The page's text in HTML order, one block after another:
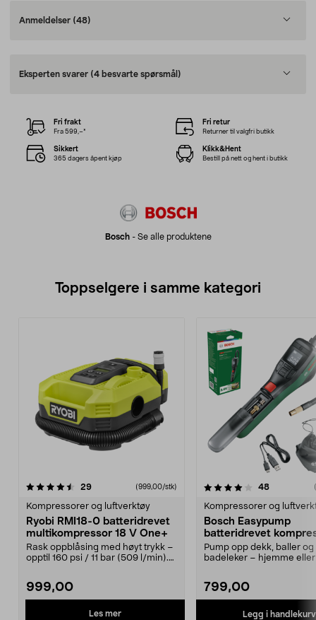
Anmeldelser (48)
Eksperten svarer (4 besvarte spørsmål)
Bosch- Se alle produktene
Fri frakt
Fra 599,–*
Fri retur
Returner til valgfri butikk
Sikkert
365 dagers åpent kjøp
Klikk&Hent
Bestill på nett og hent i butikk
Toppselgere i samme kategori
29anmeldelser(999,00/stk)
Kompressorer og luftverktøy
Ryobi RMI18-0 batteridrevet
multikompressor 18 V One+
Rask oppblåsing med høyt trykk –
opptil 160 psi / 11 bar (509 l/min).
999,00
Les mer
4.0 av 5 stjerner 48
Kompressorer og
Bosch Easypump
batteridrevet
V
Pump opp dekk, baller og
badeleker – hjemme
799,00
Legg i handlekurv
4.5 av 5 stjerner